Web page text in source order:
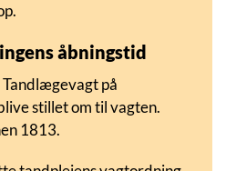
åbningstid
på
stillet om til vagten.
1813.